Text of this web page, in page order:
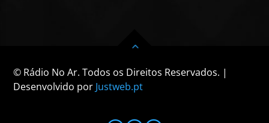
© Rádio No Ar. Todos os Direitos Reservados. |
Desenvolvido por Justweb.pt